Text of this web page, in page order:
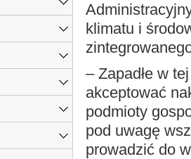
klimatu i
– Zapadłe w
akceptować
podmioty
pod uwagę
prowadzić do